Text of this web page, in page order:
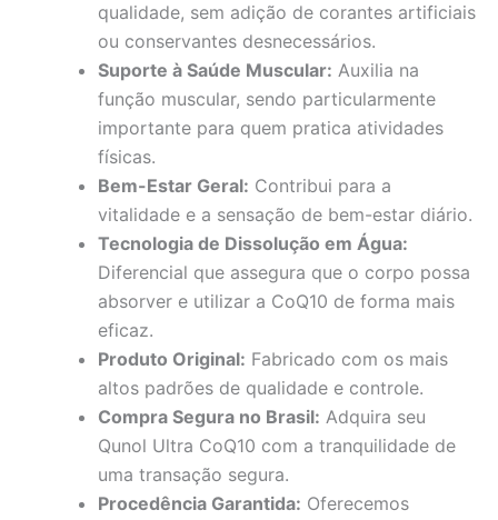
qualidade, sem adição de corantes artificiais
ou conservantes desnecessários.
Suporte à Saúde Muscular: Auxilia na
função muscular, sendo particularmente
importante para quem pratica atividades
físicas.
Bem-Estar Geral: Contribui para a
vitalidade e a sensação de bem-estar diário.
Tecnologia de Dissolução em Água:
Diferencial que assegura que o corpo possa
absorver e utilizar a CoQ10 de forma mais
eficaz.
Produto Original: Fabricado com os mais
altos padrões de qualidade e controle.
Compra Segura no Brasil: Adquira seu
Qunol Ultra CoQ10 com a tranquilidade de
uma transação segura.
Procedência Garantida: Oferecemos